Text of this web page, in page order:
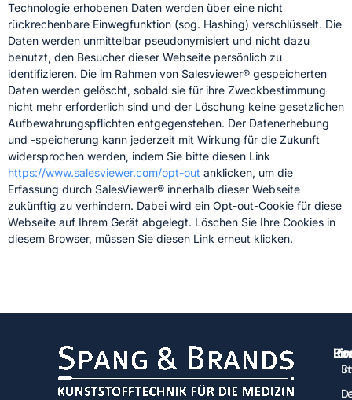
Technologie erhobenen Daten werden über eine nicht
rückrechenbare Einwegfunktion (sog. Hashing) verschlüsselt. Die
Daten werden unmittelbar pseudonymisiert und nicht dazu
benutzt, den Besucher dieser Webseite persönlich zu
identifizieren. Die im Rahmen von Salesviewer® gespeicherten
Daten werden gelöscht, sobald sie für ihre Zweckbestimmung
nicht mehr erforderlich sind und der Löschung keine gesetzlichen
Aufbewahrungspflichten entgegenstehen. Der Datenerhebung
und -speicherung kann jederzeit mit Wirkung für die Zukunft
widersprochen werden, indem Sie bitte diesen Link
https://www.salesviewer.com/opt-out anklicken, um die
Erfassung durch SalesViewer® innerhalb dieser Webseite
zukünftig zu verhindern. Dabei wird ein Opt-out-Cookie für diese
Webseite auf Ihrem Gerät abgelegt. Löschen Sie Ihre Cookies in
diesem Browser, müssen Sie diesen Link erneut klicken.